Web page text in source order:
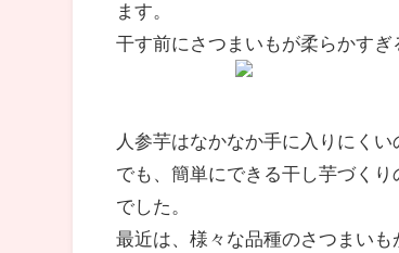
ます。
干す前にさつまいもが柔らかす
人参芋はなかなか手に入りにくい
でも、簡単にできる干し芋づく
でした。
最近は、様々な品種のさつまいも